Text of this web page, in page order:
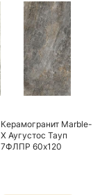
Керамогранит Marble-
X Аугустос Тауп
7ФЛПР 60х120